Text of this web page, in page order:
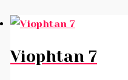
Viophtan 7